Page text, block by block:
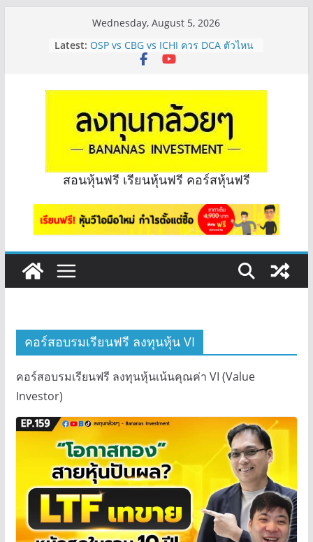
Wednesday, August 5, 2026
Latest: OSP vs CBG vs ICHI ควร DCA ตัวไหน
ดี? | Q&A กล้วยๆ EP.1165
“ปันผล” | EP.175
จะเลือกหุ้นแต่ละตัว ต้องดู Short –
Long ของหุ้นตัวนั้นๆไหมคะ? | Q&A
กล้วยๆ EP.1164
มีเงิน 8 ล้าน อยากจัดพอร์ตหุ้นปันผล
ระยะยาว อุตสาหกรรมไหนดี? | Q&A
กล้วยๆ EP.1163
หุ้นซอสภูเขาทอง Sauce เหมาะถือเป็น
สอนหุ้นฟรี เรียนหุ้นฟรี คอร์สหุ้นฟรี
คอร์สอบรมเรียนฟรี ลงทุนหุ้น VI
คอร์สอบรมเรียนฟรี ลงทุนหุ้นเน้นคุณค่า VI (Value
Investor)